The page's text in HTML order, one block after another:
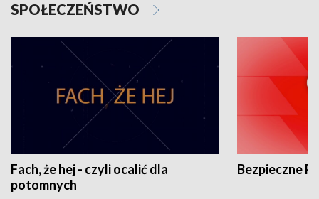
SPOŁECZEŃSTWO
Fach, że hej - czyli ocalić dla
potomnych
Bezpieczne